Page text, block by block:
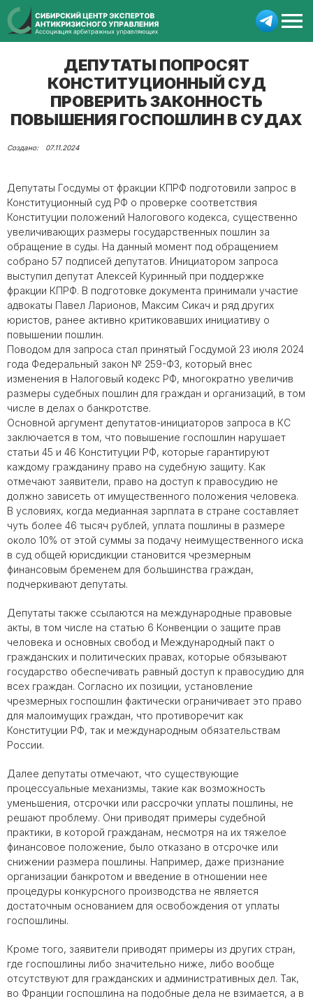
ДЕПУТАТЫ ПОПРОСЯТ
КОНСТИТУЦИОННЫЙ СУД
ПРОВЕРИТЬ ЗАКОННОСТЬ
ПОВЫШЕНИЯ ГОСПОШЛИН В СУДАХ
07.11.2024
Депутаты Госдумы от фракции КПРФ подготовили запрос в
Конституционный суд РФ о проверке соответствия
Конституции положений Налогового кодекса, существенно
увеличивающих размеры государственных пошлин за
обращение в суды. На данный момент под обращением
собрано 57 подписей депутатов. Инициатором запроса
выступил депутат Алексей Куринный при поддержке
фракции КПРФ. В подготовке документа принимали участие
адвокаты Павел Ларионов, Максим Сикач и ряд других
юристов, ранее активно критиковавших инициативу о
повышении пошлин.
Поводом для запроса стал принятый Госдумой 23 июля 2024
года Федеральный закон № 259-ФЗ, который внес
изменения в Налоговый кодекс РФ, многократно увеличив
размеры судебных пошлин для граждан и организаций, в том
числе в делах о банкротстве.
Основной аргумент депутатов-инициаторов запроса в КС
заключается в том, что повышение госпошлин нарушает
статьи 45 и 46 Конституции РФ, которые гарантируют
каждому гражданину право на судебную защиту. Как
отмечают заявители, право на доступ к правосудию не
должно зависеть от имущественного положения человека.
В условиях, когда медианная зарплата в стране составляет
чуть более 46 тысяч рублей, уплата пошлины в размере
около 10% от этой суммы за подачу неимущественного иска
в суд общей юрисдикции становится чрезмерным
финансовым бременем для большинства граждан,
подчеркивают депутаты.
Депутаты также ссылаются на международные правовые
акты, в том числе на статью 6 Конвенции о защите прав
человека и основных свобод и Международный пакт о
гражданских и политических правах, которые обязывают
государство обеспечивать равный доступ к правосудию для
всех граждан. Согласно их позиции, установление
чрезмерных госпошлин фактически ограничивает это право
для малоимущих граждан, что противоречит как
Конституции РФ, так и международным обязательствам
России.
Далее депутаты отмечают, что существующие
процессуальные механизмы, такие как возможность
уменьшения, отсрочки или рассрочки уплаты пошлины, не
решают проблему. Они приводят примеры судебной
практики, в которой гражданам, несмотря на их тяжелое
финансовое положение, было отказано в отсрочке или
снижении размера пошлины. Например, даже признание
организации банкротом и введение в отношении нее
процедуры конкурсного производства не является
достаточным основанием для освобождения от уплаты
госпошлины.
Кроме того, заявители приводят примеры из других стран,
где госпошлины либо значительно ниже, либо вообще
отсутствуют для гражданских и административных дел. Так,
во Франции госпошлина на подобные дела не взимается, а в